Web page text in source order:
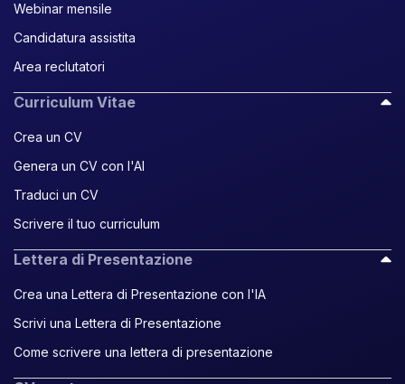
Webinar mensile
Candidatura assistita
Area reclutatori
Curriculum Vitae
Crea un CV
Genera un CV con l'AI
Traduci un CV
Scrivere il tuo curriculum
Lettera di Presentazione
Crea una Lettera di Presentazione con l'IA
Scrivi una Lettera di Presentazione
Come scrivere una lettera di presentazione